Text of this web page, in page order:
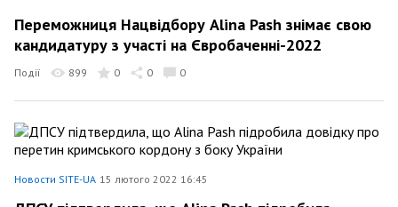
Переможниця Нацвідбору Alina Pash знімає свою
кандидатуру з участі на Євробаченні-2022
Події 899 0 0 0
Новости SITE-UA 15 лютого 2022 16:45